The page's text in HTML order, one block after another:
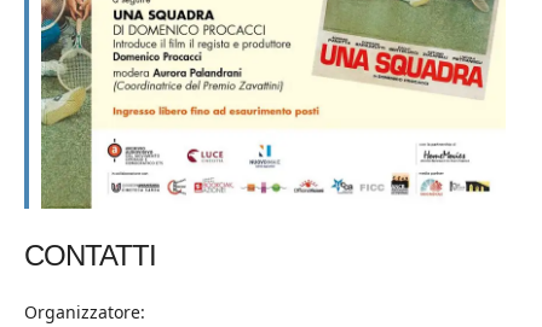
CONTATTI
Organizzatore: